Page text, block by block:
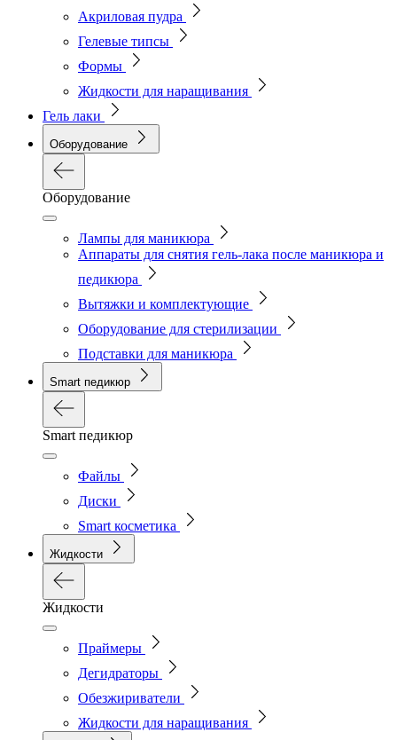
Акриловая пудра
Гелевые типсы
Формы
Жидкости для наращивания
Гель лаки
Оборудование
Оборудование
Лампы для маникюра
Аппараты для снятия гель-лака после маникюра и
педикюра
Вытяжки и комплектующие
Оборудование для стерилизации
Подставки для маникюра
Smart педикюр
Smart педикюр
Файлы
Диски
Smart косметика
Жидкости
Жидкости
Праймеры
Дегидраторы
Обезжириватели
Жидкости для наращивания